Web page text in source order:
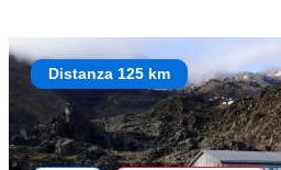
Distanza 125 km